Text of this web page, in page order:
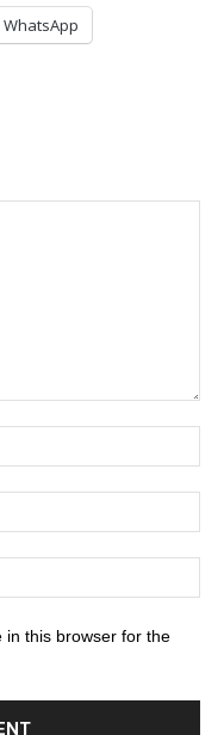
WhatsApp
in this browser for the